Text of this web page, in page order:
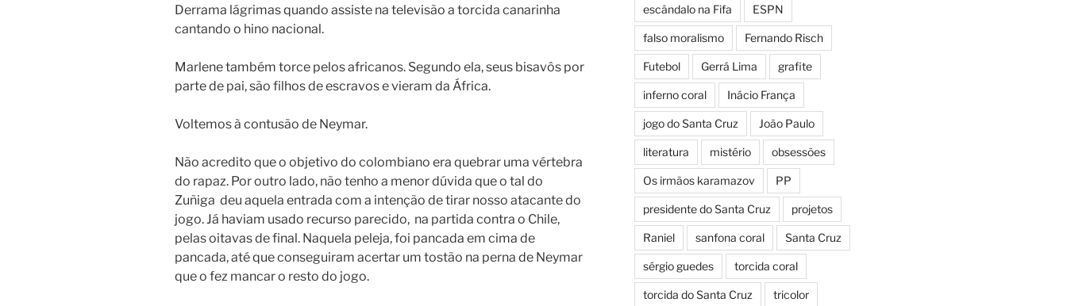
Derrama lágrimas quando assiste na televisão a torcida canarinha
cantando o hino nacional.
Marlene também torce pelos africanos. Segundo ela, seus bisavôs por
parte de pai, são filhos de escravos e vieram da África.
Voltemos à contusão de Neymar.
Não acredito que o objetivo do colombiano era quebrar uma vértebra
do rapaz. Por outro lado, não tenho a menor dúvida que o tal do
Zuñiga deu aquela entrada com a intenção de tirar nosso atacante do
jogo. Já haviam usado recurso parecido, na partida contra o Chile,
pelas oitavas de final. Naquela peleja, foi pancada em cima de
pancada, até que conseguiram acertar um tostão na perna de Neymar
que o fez mancar o resto do jogo.
escândalo na Fifa ESPN
falso moralismo Fernando Risch
Futebol Gerrá Lima grafite
inferno coral Inácio França
jogo do Santa Cruz João Paulo
literatura mistério obsessões
Os irmãos karamazov PP
presidente do Santa Cruz projetos
Raniel sanfona coral Santa Cruz
sérgio guedes torcida coral
torcida do Santa Cruz tricolor